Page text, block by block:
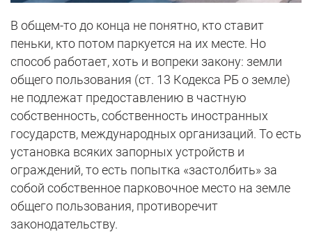
В общем-то до конца не понятно, кто ставит
пеньки, кто потом паркуется на их месте. Но
способ работает, хоть и вопреки закону: земли
общего пользования (ст. 13 Кодекса РБ о земле)
не подлежат предоставлению в частную
собственность, собственность иностранных
государств, международных организаций. То есть
установка всяких запорных устройств и
ограждений, то есть попытка «застолбить» за
собой собственное парковочное место на земле
общего пользования, противоречит
законодательству.